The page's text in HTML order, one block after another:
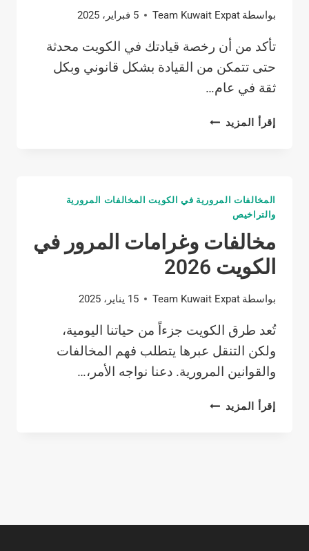
بواسطة Team Kuwait Expat 5 فبراير، 2025
تأكد من أن رخصة قيادتك في الكويت محدثة
حتى تتمكن من القيادة بشكل قانوني وبكل
ثقة في عام…
إقرأ المزيد تجديد
2026))
المخالفات المرورية في الكويت المخالفات المرورية
والتراخيص
مخالفات وغرامات المرور في
الكويت 2026
بواسطة Team Kuwait Expat 15 يناير، 2025
تُعد طرق الكويت جزءاً من حياتنا اليومية،
ولكن التنقل عبرها يتطلب فهم المخالفات
والقوانين المرورية. دعنا نواجه الأمر،…
إقرأ المزيد مخالفات